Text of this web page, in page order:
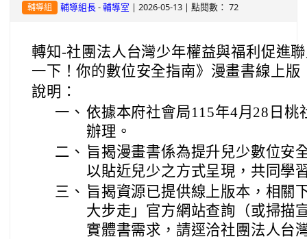
輔導組 輔導組長- 輔導室 | 2026-05-13 | 點閱數： 72
轉知-社團法人台灣少年權益與福利促進
一下！你的數位安全指南》漫畫書線上版
說明：
一、 依據本府社會局115年4月28日桃
辦理。
二、 旨揭漫畫書係為提升兒少數位安
以貼近兒少之方式呈現，共同學
三、 旨揭資源已提供線上版本，相關
大步走」官方網站查詢（或掃描
實體書需求，請逕洽社團法人台